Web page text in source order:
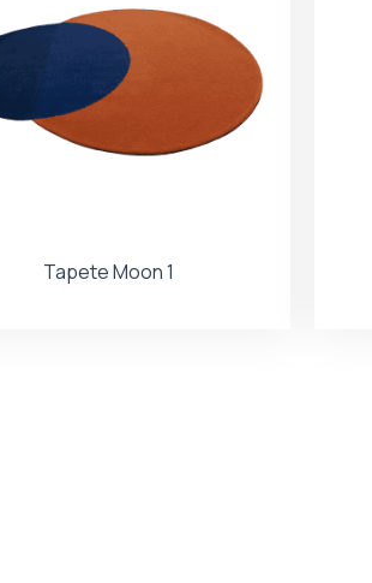
Tapete Moon 1